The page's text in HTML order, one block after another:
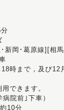
新岡･葛原線][相
時まで，及び12
できます。
院前｣下車）
10分